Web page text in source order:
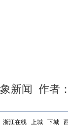
象新闻 作者
浙江在线 上城 下城